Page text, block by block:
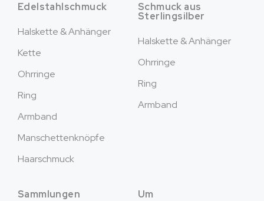
Edelstahlschmuck
Halskette & Anhänger
Kette
Ohrringe
Ring
Armband
Manschettenknöpfe
Haarschmuck
Schmuck aus
Sterlingsilber
Halskette & Anhänger
Ohrringe
Ring
Armband
Sammlungen
Um